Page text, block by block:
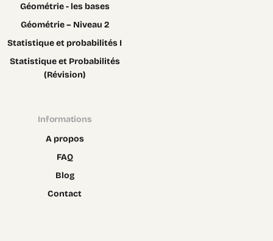
Géométrie - les bases
Géométrie – Niveau 2
Statistique et probabilités I
Statistique et Probabilités
(Révision)
Informations
A propos
FAQ
Blog
Contact